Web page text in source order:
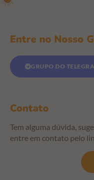
Entre no Nosso
GRUPO DO
Contato
Tem alguma dúvida,
entre em contato pelo